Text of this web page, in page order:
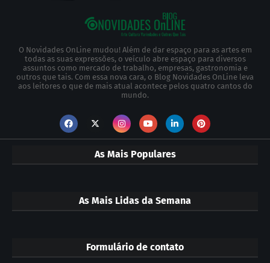
O Novidades OnLine mudou! Além de dar espaço para as artes em
todas as suas expressões, o veículo abre espaço para diversos
assuntos como mercado de trabalho, empresas, gastronomia e
outros que tais. Com essa nova cara, o Blog Novidades OnLine leva
aos leitores o que de mais atual acontece pelos quatro cantos do
mundo.
As Mais Populares
As Mais Lidas da Semana
Formulário de contato